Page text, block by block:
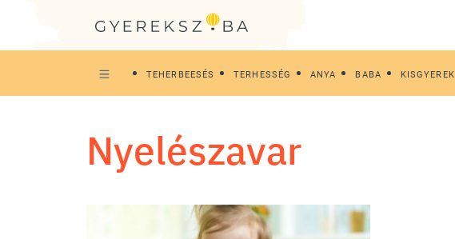
TEHERBEESÉS TERHESSÉG ANYA BABA KISGYEREK
nyelészavar